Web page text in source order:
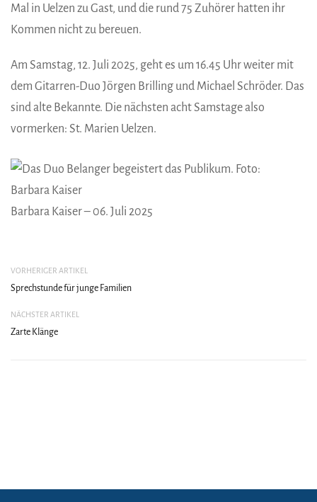
Mal in Uelzen zu Gast, und die rund 75 Zuhörer hatten ihr
Kommen nicht zu bereuen.
Am Samstag, 12. Juli 2025, geht es um 16.45 Uhr weiter mit
dem Gitarren-Duo Jörgen Brilling und Michael Schröder. Das
sind alte Bekannte. Die nächsten acht Samstage also
vormerken: St. Marien Uelzen.
Barbara Kaiser – 06. Juli 2025
VORHERIGER ARTIKEL
Sprechstunde für junge Familien
NÄCHSTER ARTIKEL
Zarte Klänge